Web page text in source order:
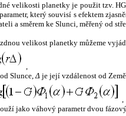
velikosti planetky je použit tzv.
který souvisí s efektem
a směrem ke Slunci, měřený od
velikost planetky můžeme
,
Slunce,Δ je její vzdálenost od
,
jako váhový parametr dvou